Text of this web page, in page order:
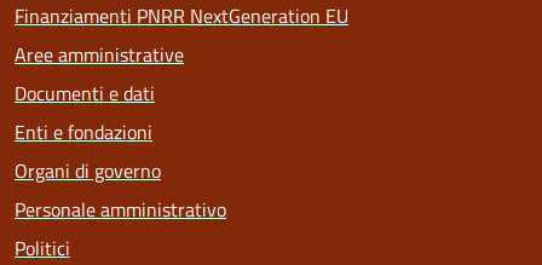
Finanziamenti PNRR NextGeneration EU
Aree amministrative
Documenti e dati
Enti e fondazioni
Organi di governo
Personale amministrativo
Politici